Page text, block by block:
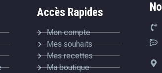
Accès Rapides
Mon compte
Mes souhaits
Mes recettes
Ma boutique